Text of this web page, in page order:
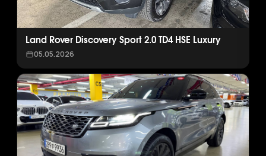
Land Rover Discovery Sport 2.0 TD4 HSE Luxury
05.05.2026